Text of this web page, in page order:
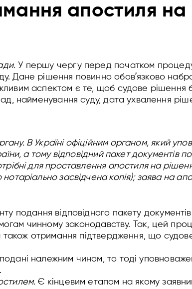
апостиля на
У першу чергу перед початком
Дане рішення повинно обовʼязково
аспектом є те, щоб судове
найменування суду, дата ухвалення
В Україні офіційним органом, який
а тому відповідний пакет документів
для проставлення апостиля на
засвідчена копія); заява на
подання відповідного пакету
чинному законодавству. Так, цей
також отримання підтвердження, що
належним чином, то тоді
Є кінцевим етапом на якому